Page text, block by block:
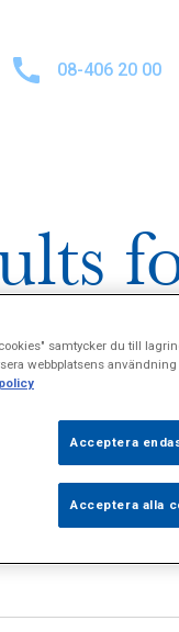
08-406 20 00
samtycker du till
webbplatsens
Acceptera
Acceptera alla